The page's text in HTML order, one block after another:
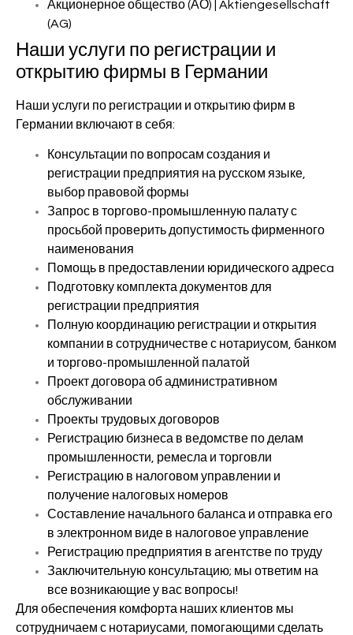
Акционерное общество (АО) | Aktiengesellschaft
(AG)
Наши услуги по регистрации и
открытию фирмы в Германии
Наши услуги по регистрации и открытию фирм в
Германии включают в себя:
Консультации по вопросам создания и
регистрации предприятия на русском языке,
выбор правовой формы
Запрос в торгово-промышленную палату с
просьбой проверить допустимость фирменного
наименования
Помощь в предоставлении юридического адресa
Подготовку комплекта документов для
регистрации предприятия
Полную координацию регистрации и открытия
компании в сотрудничестве с нотариусом, банком
и торгово-промышленной палатой
Проект договора об административном
обслуживании
Проекты трудовых договоров
Регистрацию бизнеса в ведомстве по делам
промышленности, ремесла и торговли
Регистрацию в налоговом управлении и
получение налоговых номеров
Составление начального баланса и отправка его
в электронном виде в налоговое управление
Регистрацию предприятия в агентстве по труду
Заключительную консультацию; мы ответим на
все возникающие у вас вопросы!
Для обеспечения комфорта наших клиентов мы
сотрудничаем с нотариусами, помогающими сделать